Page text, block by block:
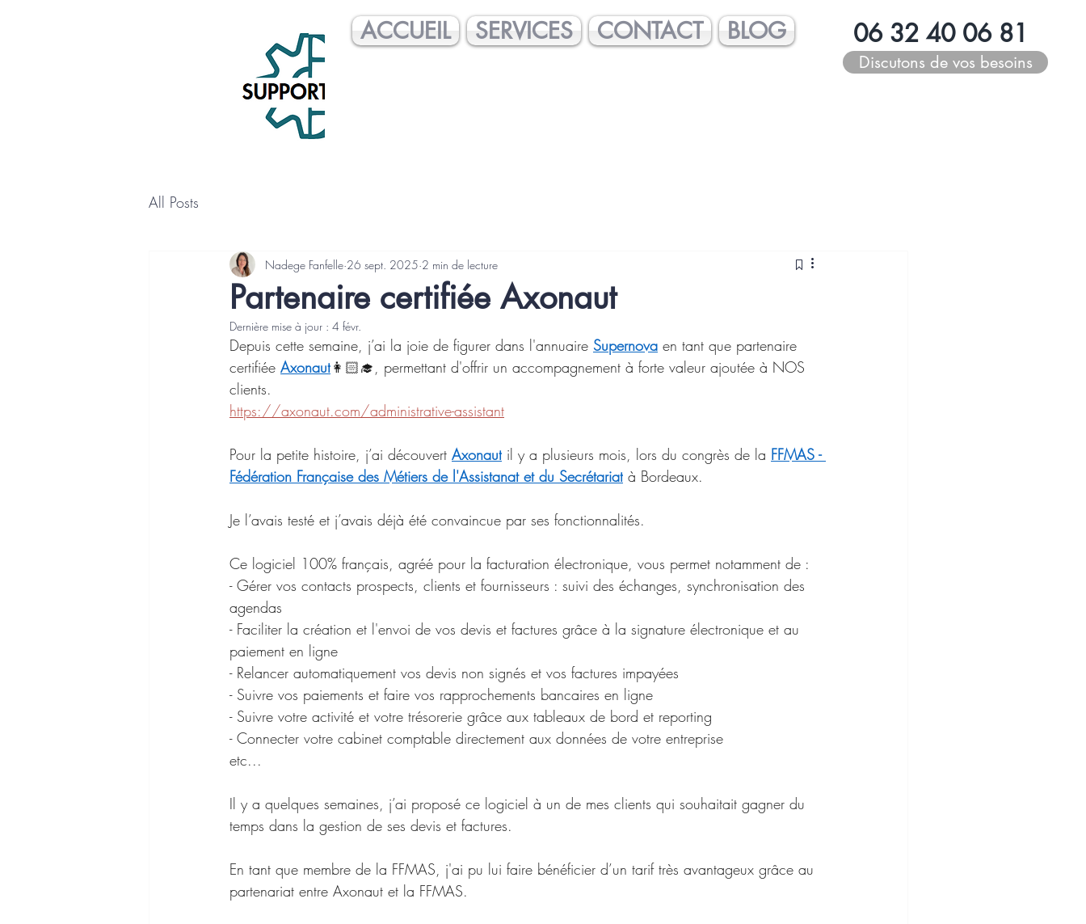
ACCUEIL SERVICES CONTACT BLOG 06 32 40 06 81
Discutons de vos besoins
All Posts
Partenaire certifiée Axonaut
Nadege Fanfelle 26 sept. 2025 2 min de lecture
Dernière mise à jour : 4 févr.
Depuis cette semaine, j’ai la joie de figurer dans l'annuaire Supernova en tant que partenaire
certifiée Axonaut👩🏻‍🎓, permettant d'offrir un accompagnement à forte valeur ajoutée à NOS
clients.
https://axonaut.com/administrative-assistant
Pour la petite histoire, j’ai découvert Axonaut il y a plusieurs mois, lors du congrès de la FFMAS -
Fédération Française des Métiers de l'Assistanat et du Secrétariat à Bordeaux.
Je l’avais testé et j’avais déjà été convaincue par ses fonctionnalités.
Ce logiciel 100% français, agréé pour la facturation électronique, vous permet notamment de :
- Gérer vos contacts prospects, clients et fournisseurs : suivi des échanges, synchronisation des
agendas
- Faciliter la création et l'envoi de vos devis et factures grâce à la signature électronique et au
paiement en ligne
- Relancer automatiquement vos devis non signés et vos factures impayées
- Suivre vos paiements et faire vos rapprochements bancaires en ligne
- Suivre votre activité et votre trésorerie grâce aux tableaux de bord et reporting
- Connecter votre cabinet comptable directement aux données de votre entreprise
etc...
Il y a quelques semaines, j’ai proposé ce logiciel à un de mes clients qui souhaitait gagner du
temps dans la gestion de ses devis et factures.
En tant que membre de la FFMAS, j'ai pu lui faire bénéficier d’un tarif très avantageux grâce au
partenariat entre Axonaut et la FFMAS.